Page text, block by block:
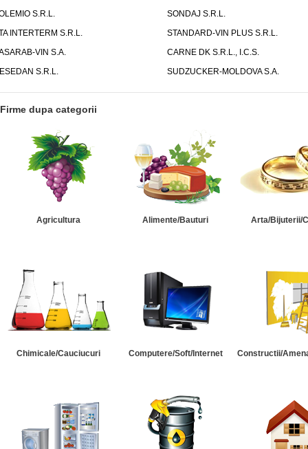
S.R.L.
SONDAJ S.R.L.
INTERTERM S.R.L.
STANDARD-VIN PLUS S.R.L.
VIN S.A.
CARNE DK S.R.L., I.C.S.
S.R.L.
SUDZUCKER-MOLDOVA S.A.
Firme dupa categorii
Agricultura Alimente/Bauturi Arta/Bijuterii/
Chimicale/Cauciucuri Computere/Soft/Internet Constructii/